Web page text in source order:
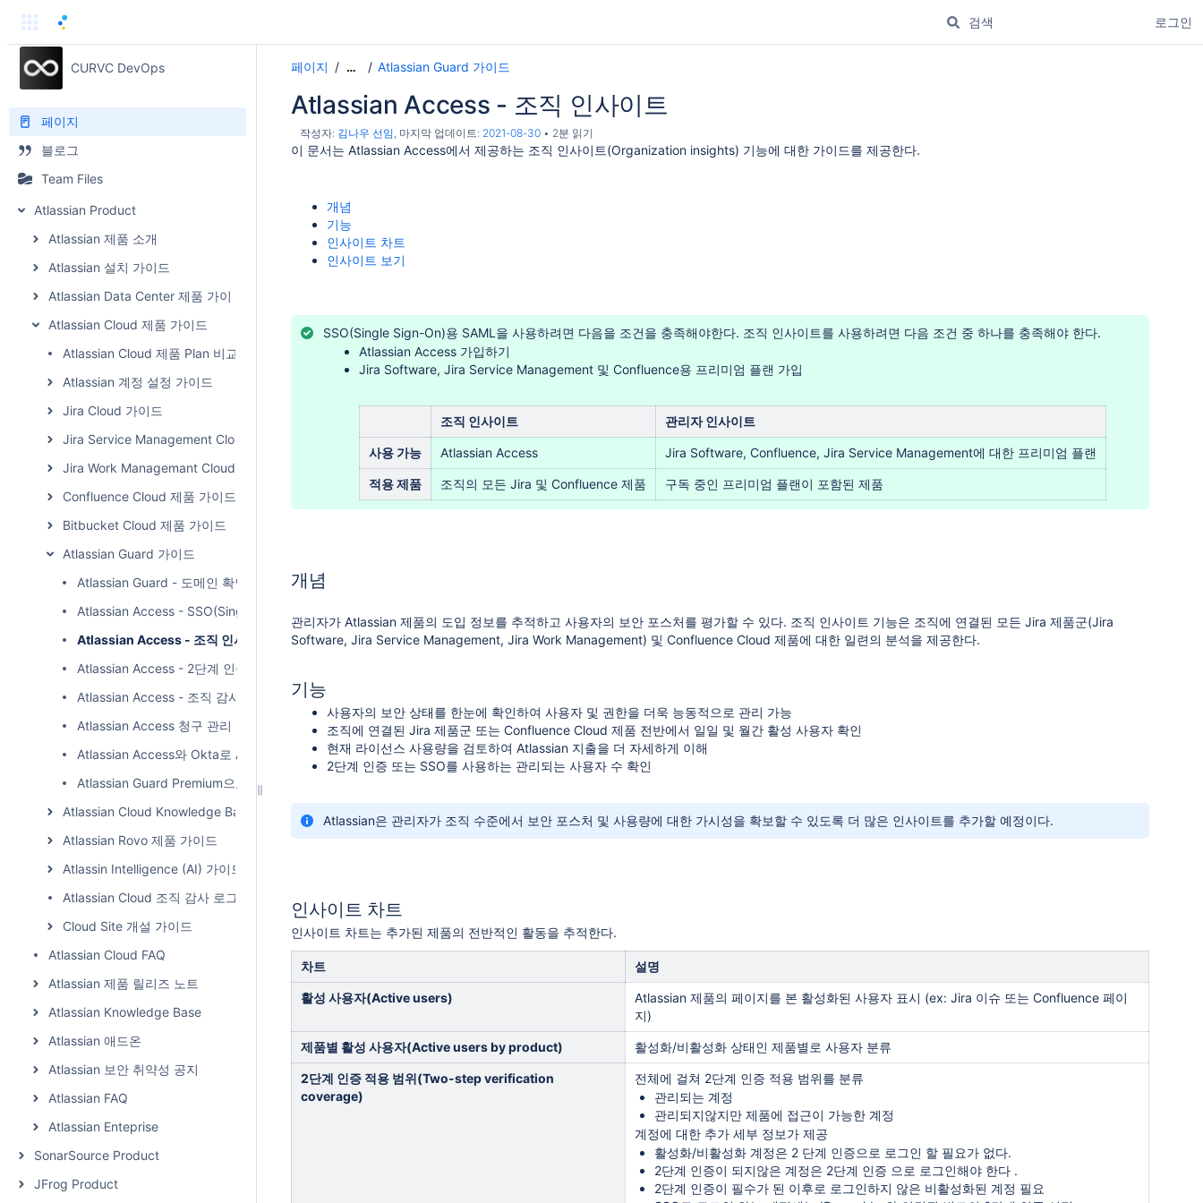
로그인
CURVC DevOps
페이지
블로그
Team Files
Atlassian Product
Atlassian 제품 소개
Atlassian 설치 가이드
Atlassian Data Center 제품 가이드
Atlassian Cloud 제품 가이드
Atlassian Cloud 제품 Plan 비교
Atlassian 계정 설정 가이드
Jira Cloud 가이드
Jira Service Management Cloud 가이드
Jira Work Managemant Cloud 가이드
Confluence Cloud 제품 가이드
Bitbucket Cloud 제품 가이드
Atlassian Guard 가이드
Atlassian Guard - 도메인 확인하기
Atlassian Access - SSO(Single sign-On)
Atlassian Access - 조직 인사이트
Atlassian Access - 2단계 인증 적용
Atlassian Access - 조직 감사 로그
Atlassian Access 청구 관리
Atlassian Access와 Okta로 Atlassian Cloud 사용자 프로비저닝 구성하기
Atlassian Guard Premium으로 보안 수준 UP
Atlassian Cloud Knowledge Base
Atlassian Rovo 제품 가이드
Atlassin Intelligence (AI) 가이드
Atlassian Cloud 조직 감사 로그
Cloud Site 개설 가이드
Atlassian Cloud FAQ
Atlassian 제품 릴리즈 노트
Atlassian Knowledge Base
Atlassian 애드온
Atlassian 보안 취약성 공지
Atlassian FAQ
Atlassian Enteprise
SonarSource Product
JFrog Product
페이지 … Atlassian Guard 가이드
Atlassian Access - 조직 인사이트
작성자: 김나우 선임, 마지막 업데이트: 2021-08-30 2분 읽기
이 문서는 Atlassian Access에서 제공하는 조직 인사이트(Organization insights) 기능에 대한 가이드를 제공한다.
개념
기능
인사이트 차트
인사이트 보기
SSO(Single Sign-On)용 SAML을 사용하려면 다음을 조건을 충족해야한다. 조직 인사이트를 사용하려면 다음 조건 중 하나를 충족해야 한다.
Atlassian Access 가입하기
Jira Software, Jira Service Management 및 Confluence용 프리미엄 플랜 가입
조직 인사이트 관리자 인사이트
사용 가능 Atlassian Access Jira Software, Confluence, Jira Service Management에 대한 프리미엄 플랜
적용 제품 조직의 모든 Jira 및 Confluence 제품 구독 중인 프리미엄 플랜이 포함된 제품
개념
관리자가 Atlassian 제품의 도입 정보를 추적하고 사용자의 보안 포스처를 평가할 수 있다. 조직 인사이트 기능은 조직에 연결된 모든 Jira 제품군(Jira
Software, Jira Service Management, Jira Work Management) 및 Confluence Cloud 제품에 대한 일련의 분석을 제공한다.
기능
사용자의 보안 상태를 한눈에 확인하여 사용자 및 권한을 더욱 능동적으로 관리 가능
조직에 연결된 Jira 제품군 또는 Confluence Cloud 제품 전반에서 일일 및 월간 활성 사용자 확인
현재 라이선스 사용량을 검토하여 Atlassian 지출을 더 자세하게 이해
2단계 인증 또는 SSO를 사용하는 관리되는 사용자 수 확인
Atlassian은 관리자가 조직 수준에서 보안 포스처 및 사용량에 대한 가시성을 확보할 수 있도록 더 많은 인사이트를 추가할 예정이다.
인사이트 차트
인사이트 차트는 추가된 제품의 전반적인 활동을 추적한다.
차트 설명
활성 사용자(Active users)
Atlassian 제품의 페이지를 본 활성화된 사용자 표시 (ex: Jira 이슈 또는 Confluence 페이
지)
제품별 활성 사용자(Active users by product) 활성화/비활성화 상태인 제품별로 사용자 분류
2단계 인증 적용 범위(Two-step verification
coverage)
전체에 걸쳐 2단계 인증 적용 범위를 분류
관리되는 계정
관리되지않지만 제품에 접근이 가능한 계정
계정에 대한 추가 세부 정보가 제공
활성화/비활성화 계정은 2 단계 인증으로 로그인 할 필요가 없다.
2단계 인증이 되지않은 계정은 2단계 인증 으로 로그인해야 한다 .
2단계 인증이 필수가 된 이후로 로그인하지 않은 비활성화된 계정 필요